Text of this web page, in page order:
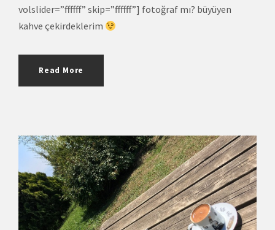
volslider=”ffffff” skip=”ffffff”] fotoğraf mı? büyüyen
kahve çekirdeklerim
Read More